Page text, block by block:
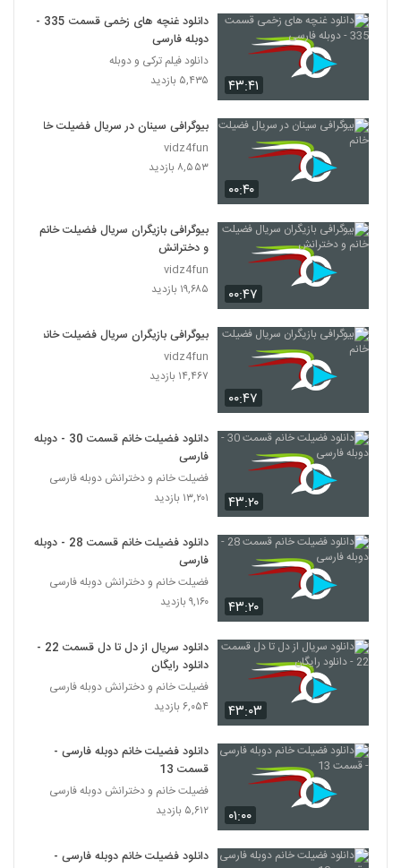
۴۳:۴۱
دانلود غنچه های زخمی قسمت 335 -
دوبله فارسی
دانلود فیلم ترکی و دوبله
۵,۴۳۵ بازدید
۰۰:۴۰
بیوگرافی سینان در سریال فضیلت خانم
vidz4fun
۸,۵۵۳ بازدید
۰۰:۴۷
بیوگرافی بازیگران سریال فضیلت خانم
و دخترانش
vidz4fun
۱۹,۶۸۵ بازدید
۰۰:۴۷
بیوگرافی بازیگران سریال فضیلت خانم
vidz4fun
۱۴,۴۶۷ بازدید
۴۳:۲۰
دانلود فضیلت خانم قسمت 30 - دوبله
فارسی
فضیلت خانم و دخترانش دوبله فارسی
۱۳,۲۰۱ بازدید
۴۳:۲۰
دانلود فضیلت خانم قسمت 28 - دوبله
فارسی
فضیلت خانم و دخترانش دوبله فارسی
۹,۱۶۰ بازدید
۴۳:۰۳
دانلود سریال از دل تا دل قسمت 22 -
دانلود رایگان
فضیلت خانم و دخترانش دوبله فارسی
۶,۰۵۴ بازدید
۰۱:۰۰
دانلود فضیلت خانم دوبله فارسی -
قسمت 13
فضیلت خانم و دخترانش دوبله فارسی
۵,۶۱۲ بازدید
دانلود فضیلت خانم دوبله فارسی -